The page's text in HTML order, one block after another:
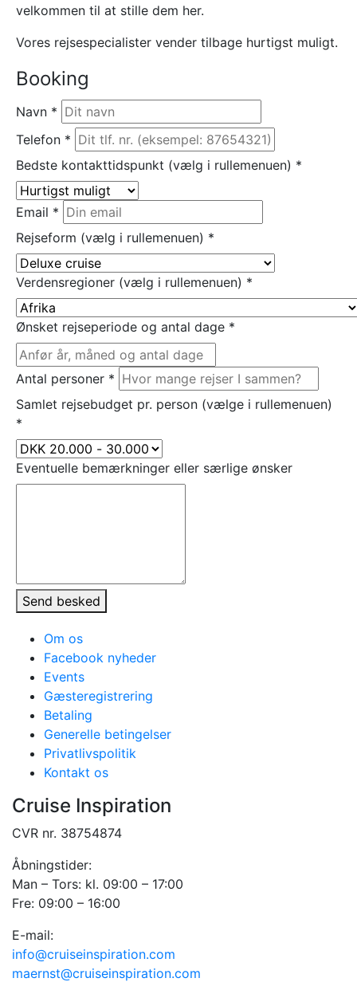
velkommen til at stille dem her.
Vores rejsespecialister vender tilbage hurtigst muligt.
Booking
Navn *
Telefon *
Bedste kontakttidspunkt (vælg i rullemenuen) *
Email *
Rejseform (vælg i rullemenuen) *
Verdensregioner (vælg i rullemenuen) *
Ønsket rejseperiode og antal dage *
Antal personer *
Samlet rejsebudget pr. person (vælge i rullemenuen)
*
Eventuelle bemærkninger eller særlige ønsker
Send besked
Om os
Facebook nyheder
Events
Gæsteregistrering
Betaling
Generelle betingelser
Privatlivspolitik
Kontakt os
Cruise Inspiration
CVR nr. 38754874
Åbningstider:
Man – Tors: kl. 09:00 – 17:00
Fre: 09:00 – 16:00
E-mail:
info@cruiseinspiration.com
maernst@cruiseinspiration.com